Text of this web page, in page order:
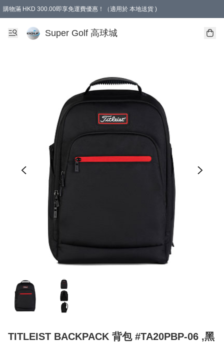
購物滿 HKD 300.00即享免運費優惠！（適用於 本地送貨 )
Super Golf 高球城
TITLEIST BACKPACK 背包 #TA20PBP-06 ,黑